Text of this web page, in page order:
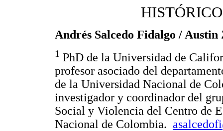
HISTÓRICO
Andrés Salcedo Fidalgo / Austin
1 PhD de la Universidad de
profesor asociado del
de la Universidad Nacional de
investigador y coordinador del
Social y Violencia del Centro de
Nacional de Colombia.